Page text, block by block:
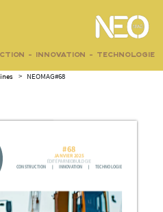
- INNOVATION - TECHNOLOGIE
> NEOMAG#68